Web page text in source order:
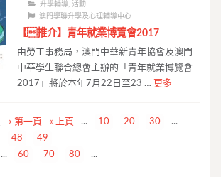
升學輔導 ,活動
澳門學聯升學及心理輔導中心
【推介】青年就業博覽會2017
由勞工事務局，澳門中華新青年協會及澳門
中華學生聯合總會主辦的「青年就業博覽會
2017」將於本年7月22日至23 … 更多
« 第一頁 « 上頁 ... 10 20 30
...
48
49
... 60 70 80 ...